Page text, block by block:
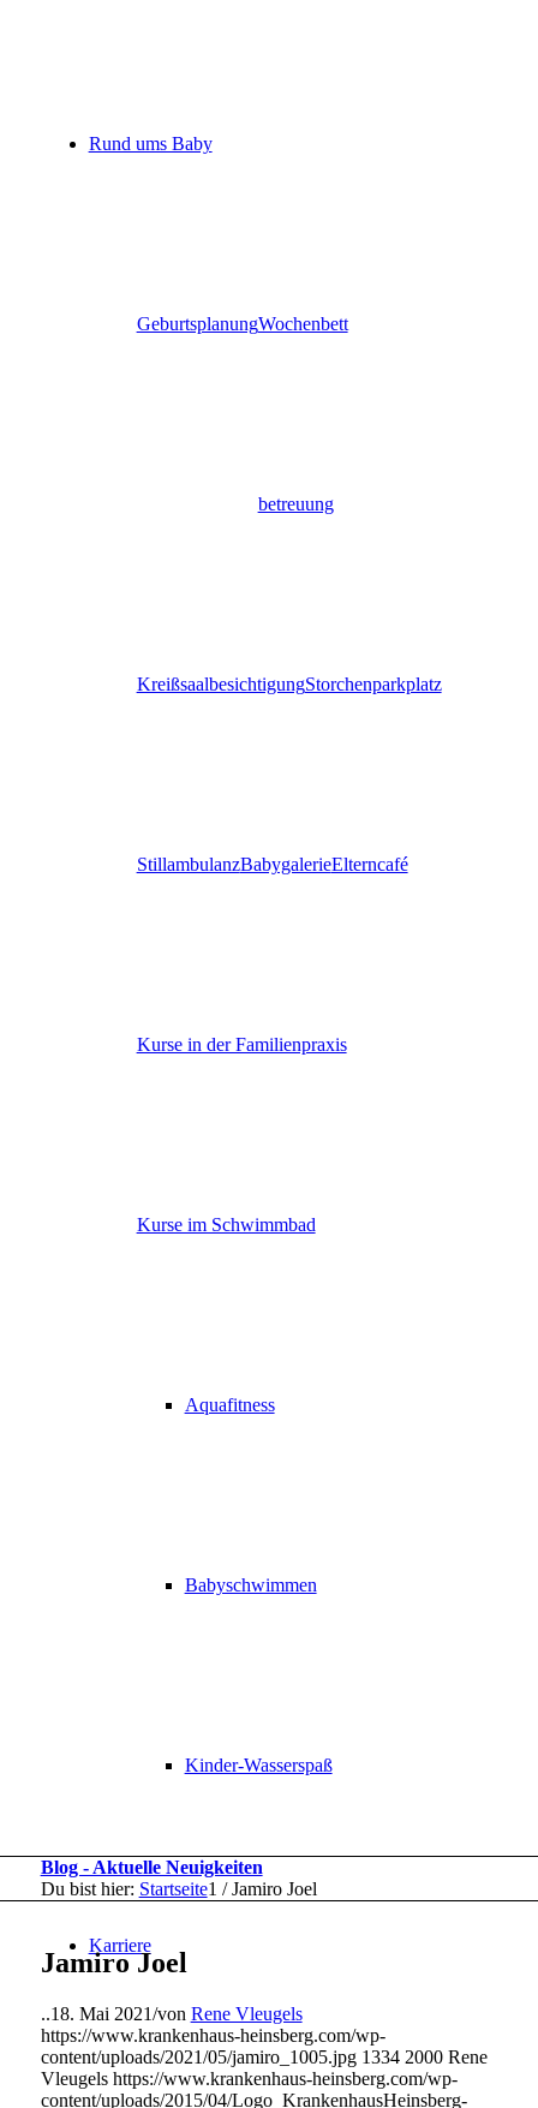
Rund ums Baby
GeburtsplanungWochenbett
betreuung
KreißsaalbesichtigungStorchenparkplatz
StillambulanzBabygalerieElterncafé
Kurse in der Familienpraxis
Kurse im Schwimmbad
Aquafitness
Babyschwimmen
Kinder-Wasserspaß
Karriere
Blog - Aktuelle Neuigkeiten
Du bist hier: Startseite1 / Jamiro Joel
Jamiro Joel
..18. Mai 2021/von Rene Vleugels
https://www.krankenhaus-heinsberg.com/wp-
content/uploads/2021/05/jamiro_1005.jpg 1334 2000 Rene
Vleugels https://www.krankenhaus-heinsberg.com/wp-
content/uploads/2015/04/Logo_KrankenhausHeinsberg-